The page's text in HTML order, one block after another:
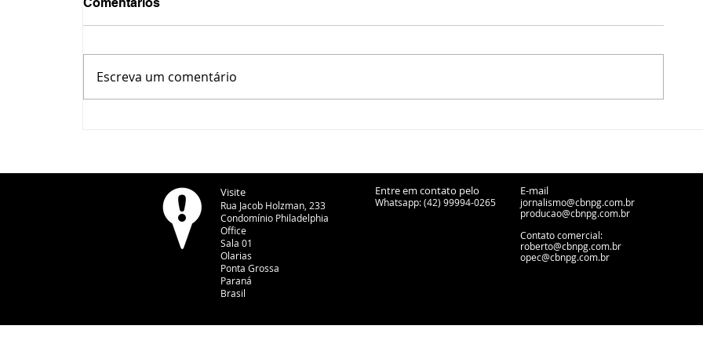
solidárias em Ponta Grossa
Comentários
Escreva um comentário
Visite
Rua Jacob Holzman, 233
Condomínio Philadelphia
Office
Sala 01
Olarias
Ponta Grossa
Paraná
Brasil
Entre em contato pelo
Whatsapp: (42) 99994-0265
E-mail
jornalismo@cbnpg.com.br
producao@cbnpg.com.br
Contato comercial:
roberto@cbnpg.com.br
opec@cbnpg.com.br